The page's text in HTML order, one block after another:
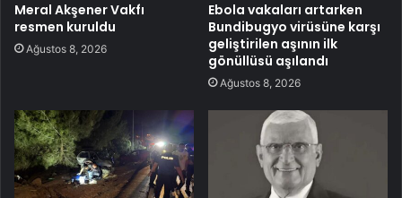
Meral Akşener Vakfı
resmen kuruldu
Ağustos 8, 2026
Ebola vakaları artarken
Bundibugyo virüsüne karşı
geliştirilen aşının ilk
gönüllüsü aşılandı
Ağustos 8, 2026